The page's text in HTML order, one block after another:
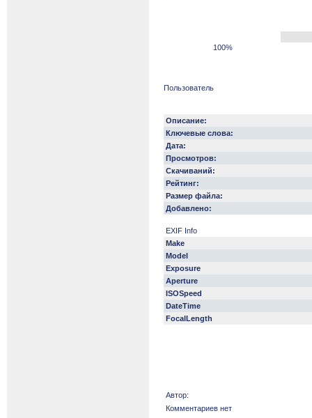
100%
Пользователь
Описание:
Ключевые слова:
Дата:
Просмотров:
Скачиваний:
Рейтинг:
Размер файла:
Добавлено:
EXIF Info
Make
Model
Exposure
Aperture
ISOSpeed
DateTime
FocalLength
Автор:
Комментариев нет